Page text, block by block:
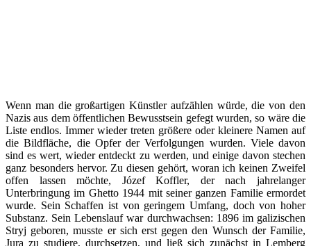
Wenn man die großartigen Künstler aufzählen würde, die von den
Nazis aus dem öffentlichen Bewusstsein gefegt wurden, so wäre die
Liste endlos. Immer wieder treten größere oder kleinere Namen auf
die Bildfläche, die Opfer der Verfolgungen wurden. Viele davon
sind es wert, wieder entdeckt zu werden, und einige davon stechen
ganz besonders hervor. Zu diesen gehört, woran ich keinen Zweifel
offen lassen möchte, Józef Koffler, der nach jahrelanger
Unterbringung im Ghetto 1944 mit seiner ganzen Familie ermordet
wurde. Sein Schaffen ist von geringem Umfang, doch von hoher
Substanz. Sein Lebenslauf war durchwachsen: 1896 im galizischen
Stryj geboren, musste er sich erst gegen den Wunsch der Familie,
Jura zu studiere, durchsetzen, und ließ sich zunächst in Lemberg